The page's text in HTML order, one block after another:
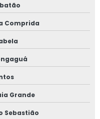
paulo
Comprida
Grande
Sebastião